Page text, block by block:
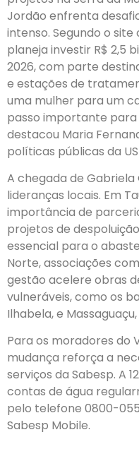
Jordão enfrenta
intenso. Segundo o
planeja investir R$ 2,5
2026, com parte
e estações de
uma mulher para um
passo importante para
destacou Maria
políticas públicas da
A chegada de
lideranças locais. Em
importância de
projetos de
essencial para o
Norte, associações
gestão acelere obras
vulneráveis, como os
Ilhabela, e
Para os moradores do
mudança reforça a
serviços da Sabesp. A
contas de água
pelo telefone 0800-
Sabesp Mobile.